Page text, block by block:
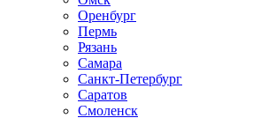
Оренбург
Пермь
Рязань
Самара
Санкт-Петербург
Саратов
Смоленск